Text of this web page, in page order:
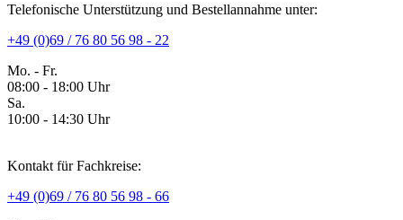
Telefonische Unterstützung und Bestellannahme unter:
+49 (0)69 / 76 80 56 98 - 22
Mo. - Fr.
08:00 - 18:00 Uhr
Sa.
10:00 - 14:30 Uhr
Kontakt für Fachkreise:
+49 (0)69 / 76 80 56 98 - 66